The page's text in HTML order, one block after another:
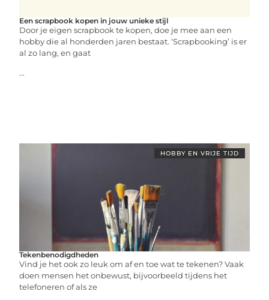
Een scrapbook kopen in jouw unieke stijl
Door je eigen scrapbook te kopen, doe je mee aan een
hobby die al honderden jaren bestaat. ‘Scrapbooking’ is er
al zo lang, en gaat
...
HOBBY EN VRIJE TIJD
Tekenbenodigdheden
Vind je het ook zo leuk om af en toe wat te tekenen? Vaak
doen mensen het onbewust, bijvoorbeeld tijdens het
telefoneren of als ze